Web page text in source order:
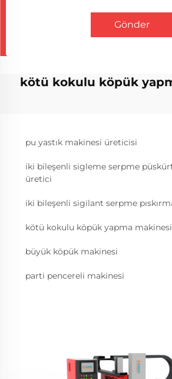
Gönder
kötü kokulu köpük
pu yastık makinesi üreticisi
iki bileşenli sigleme serpme
üretici
iki bileşenli sigilant serpme
kötü kokulu köpük yapma makinesi
büyük köpük makinesi
parti pencereli makinesi